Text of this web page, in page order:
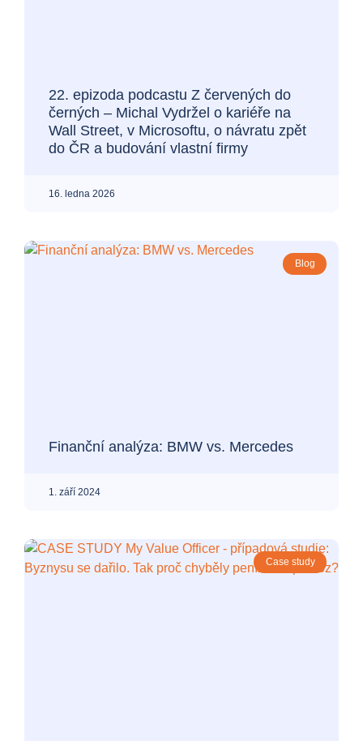
22. epizoda podcastu Z červených do
černých – Michal Vydržel o kariéře na
Wall Street, v Microsoftu, o návratu zpět
do ČR a budování vlastní firmy
16. ledna 2026
Blog
Finanční analýza: BMW vs. Mercedes
1. září 2024
Case study